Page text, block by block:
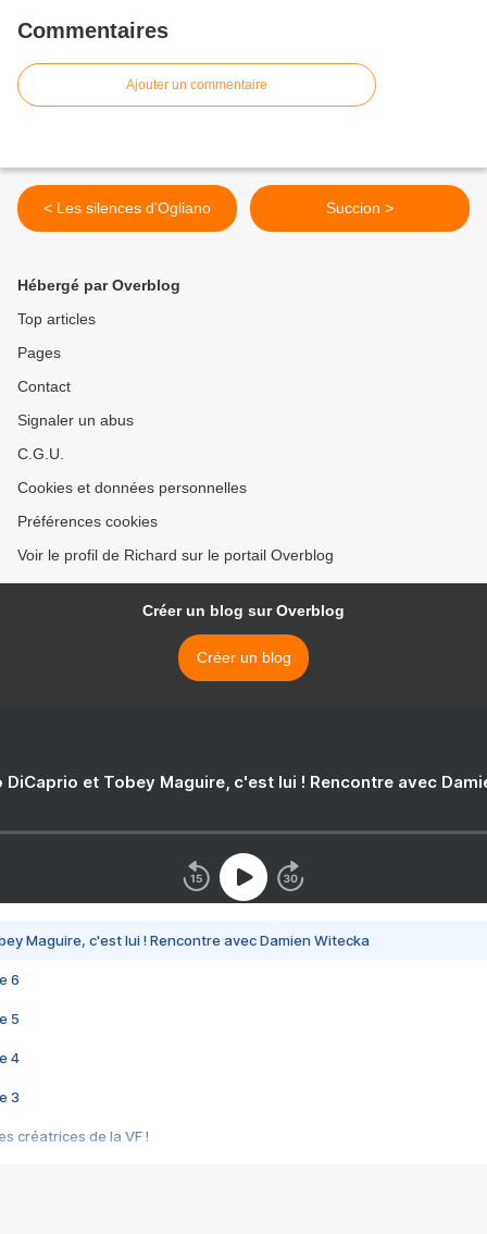
Commentaires
Ajouter un commentaire
< Les silences d'Ogliano Succion >
Hébergé par Overblog
Top articles
Pages
Contact
Signaler un abus
C.G.U.
Cookies et données personnelles
Préférences cookies
Voir le profil de Richard sur le portail Overblog
Créer un blog sur Overblog
Créer un blog
DiCaprio et Tobey Maguire, c'est lui ! Rencontre avec
Maguire, c'est lui ! Rencontre avec Damien Witecka
6
5
4
3
créatrices de la VF !